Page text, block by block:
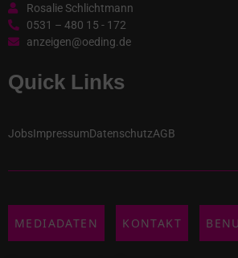
Rosalie Schlichtmann
0531 – 480 15 - 172
anzeigen@oeding.de
Quick Links
JobsImpressumDatenschutzAGB
MEDIADATEN KONTAKT